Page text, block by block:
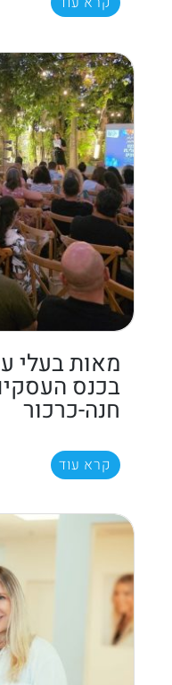
מאות בעלי
בכנס
חנה-כרכור
קרא עוד